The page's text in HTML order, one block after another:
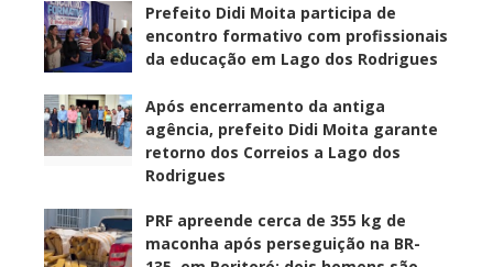
Prefeito Didi Moita participa de
encontro formativo com profissionais
da educação em Lago dos Rodrigues
Após encerramento da antiga
agência, prefeito Didi Moita garante
retorno dos Correios a Lago dos
Rodrigues
PRF apreende cerca de 355 kg de
maconha após perseguição na BR-